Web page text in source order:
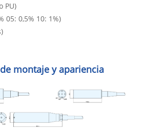
PU)
05: 0,5% 10: 1%)
montaje y apariencia